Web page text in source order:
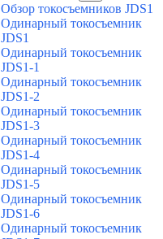
Обзор токосъемников JDS1
Одинарный токосъемник
JDS1
Одинарный токосъемник
JDS1-1
Одинарный токосъемник
JDS1-2
Одинарный токосъемник
JDS1-3
Одинарный токосъемник
JDS1-4
Одинарный токосъемник
JDS1-5
Одинарный токосъемник
JDS1-6
Одинарный токосъемник